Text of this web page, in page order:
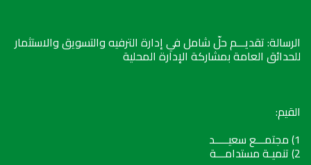
الرسالة: تقديـــم حلّ شامل في إدارة الترفيه والتسويق والاستثمار
للحدائق العامة بمشاركة الإدارة المحلية
القيم:
1) مجتمـــع سعيـــــد
2) تنميـة مستدامـــة